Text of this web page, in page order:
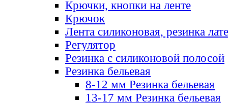
Крючки, кнопки на ленте
Крючок
Лента силиконовая, резинка
Регулятор
Резинка с силиконовой полосой
Резинка бельевая
8-12 мм Резинка бельевая
13-17 мм Резинка бельевая